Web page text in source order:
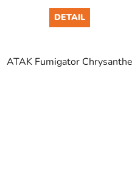
DETAIL
ATAK Fumigator